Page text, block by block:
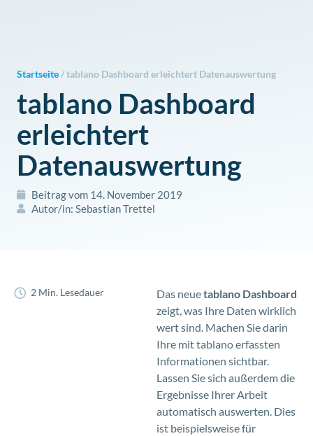
Startseite /tablano Dashboard erleichtert Datenauswertung
tablano Dashboard
erleichtert
Datenauswertung
Beitrag vom 14. November 2019
Autor/in: Sebastian Trettel
2 Min. Lesedauer Das neuetablano Dashboard
zeigt, was Ihre Daten wirklich
wert sind. Machen Sie darin
Ihre mit tablano erfassten
Informationen sichtbar.
Lassen Sie sich außerdem die
Ergebnisse Ihrer Arbeit
automatisch auswerten. Dies
ist beispielsweise für